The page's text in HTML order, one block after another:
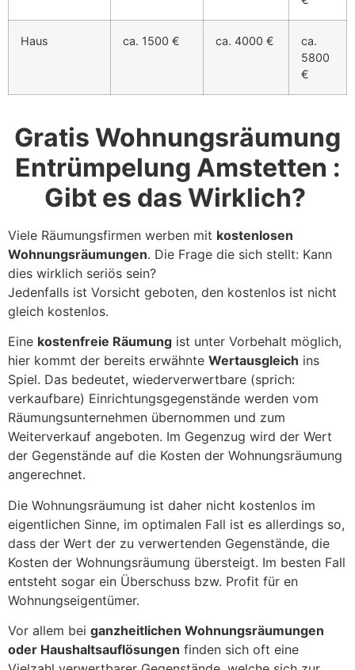
Haus ca. 1500 € ca. 4000 €
ca.
5800
€
Gratis Wohnungsräumung
Entrümpelung Amstetten :
Gibt es das Wirklich?
Viele Räumungsfirmen werben mit kostenlosen
Wohnungsräumungen. Die Frage die sich stellt: Kann
dies wirklich seriös sein?
Jedenfalls ist Vorsicht geboten, den kostenlos ist nicht
gleich kostenlos.
Eine kostenfreie Räumung ist unter Vorbehalt möglich,
hier kommt der bereits erwähnte Wertausgleich ins
Spiel. Das bedeutet, wiederverwertbare (sprich:
verkaufbare) Einrichtungsgegenstände werden vom
Räumungsunternehmen übernommen und zum
Weiterverkauf angeboten. Im Gegenzug wird der Wert
der Gegenstände auf die Kosten der Wohnungsräumung
angerechnet.
Die Wohnungsräumung ist daher nicht kostenlos im
eigentlichen Sinne, im optimalen Fall ist es allerdings so,
dass der Wert der zu verwertenden Gegenstände, die
Kosten der Wohnungsräumung übersteigt. Im besten Fall
entsteht sogar ein Überschuss bzw. Profit für en
Wohnungseigentümer.
Vor allem bei ganzheitlichen Wohnungsräumungen
oder Haushaltsauflösungen finden sich oft eine